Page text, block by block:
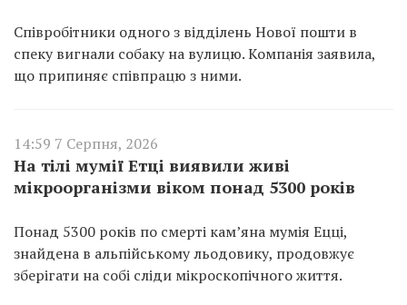
Співробітники одного з відділень Нової пошти в
спеку вигнали собаку на вулицю. Компанія заявила,
що припиняє співпрацю з ними.
14:59 7 Серпня, 2026
На тілі мумії Етці виявили живі
мікроорганізми віком понад 5300 років
Понад 5300 років по смерті кам’яна мумія Ецці,
знайдена в альпійському льодовику, продовжує
зберігати на собі сліди мікроскопічного життя.